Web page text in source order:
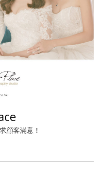
顧客滿意！